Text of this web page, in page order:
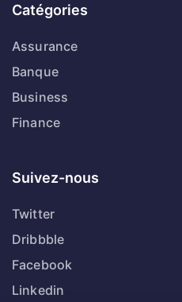
Catégories
Assurance
Banque
Business
Finance
Suivez-nous
Twitter
Dribbble
Facebook
Linkedin